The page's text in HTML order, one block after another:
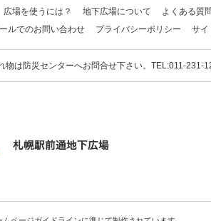
広場を使うには？ 地下広場について よくある質
ルでのお問い合わせ プライバシーポリシー サイ
物は防災センターへお問合せ下さい。TEL:011-231-